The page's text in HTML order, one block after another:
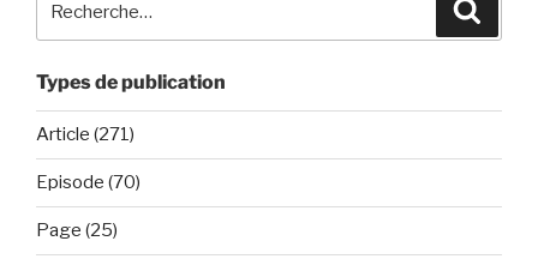
Types de publication
Article (271)
Episode (70)
Page (25)